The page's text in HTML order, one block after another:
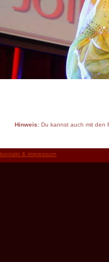
Hinweis:Du kannst auch mit den
kontakt & impressum